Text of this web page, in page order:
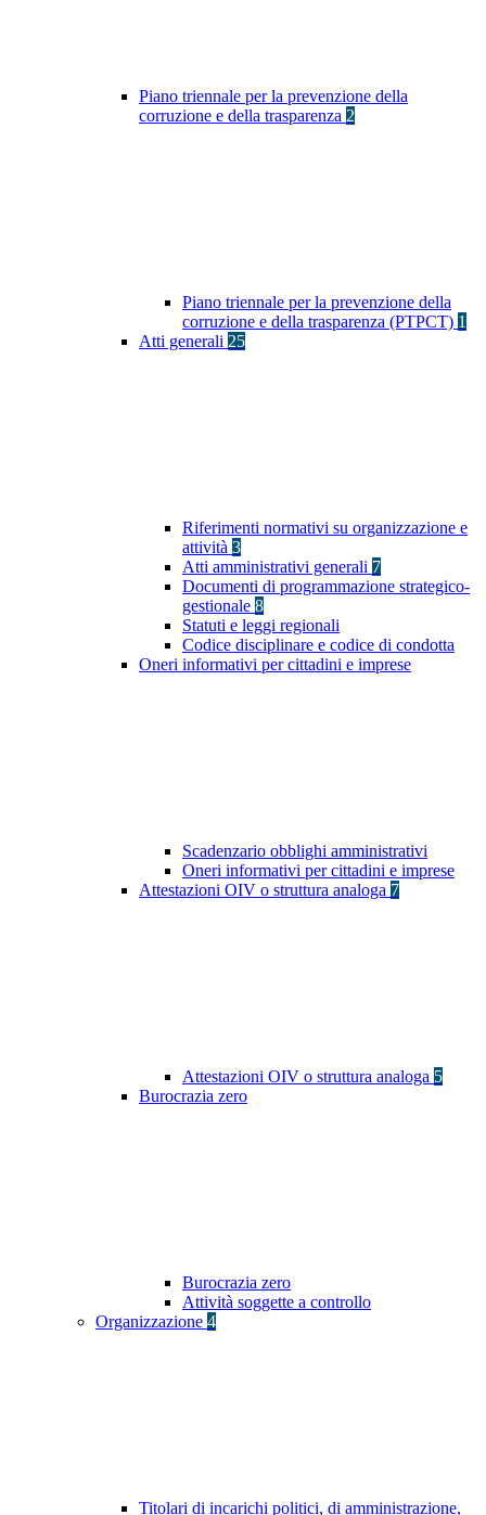
Piano triennale per la prevenzione della
corruzione e della trasparenza 2
Piano triennale per la prevenzione della
corruzione e della trasparenza (PTPCT) 1
Atti generali 25
Riferimenti normativi su organizzazione e
attività 3
Atti amministrativi generali 7
Documenti di programmazione strategico-
gestionale 8
Statuti e leggi regionali
Codice disciplinare e codice di condotta
Oneri informativi per cittadini e imprese
Scadenzario obblighi amministrativi
Oneri informativi per cittadini e imprese
Attestazioni OIV o struttura analoga 7
Attestazioni OIV o struttura analoga 5
Burocrazia zero
Burocrazia zero
Attività soggette a controllo
Organizzazione 4
Titolari di incarichi politici, di amministrazione,